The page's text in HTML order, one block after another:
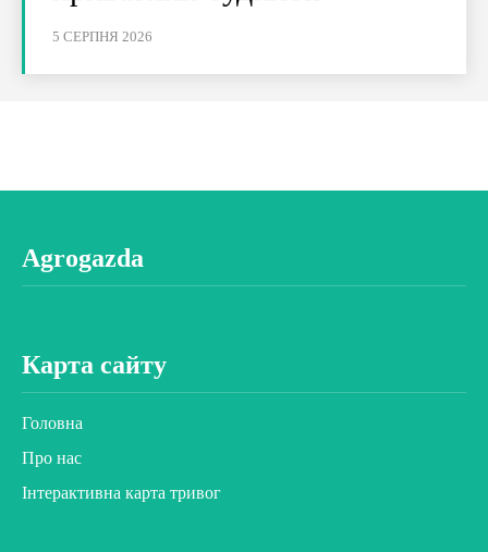
5 СЕРПНЯ 2026
Agrogazda
Карта сайту
Головна
Про нас
Інтерактивна карта тривог